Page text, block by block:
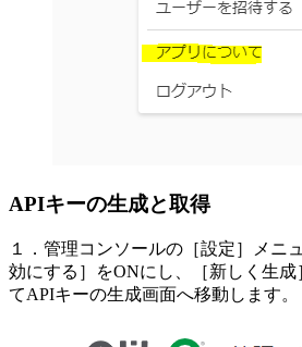
APIキーの生成と取得
１．管理コンソールの［設定］メニ
効にする］をONにし、［新しく生
てAPIキーの生成画面へ移動します。